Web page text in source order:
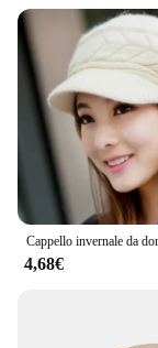
to tailor the
perfectly,
coverage.
solution for
elegance and
4,68€